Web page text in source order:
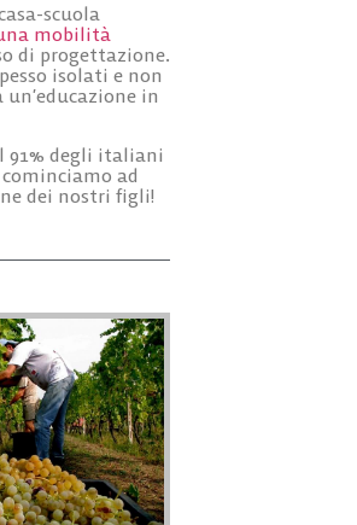
scuola
mobilità
di progettazione.
isolati e non
in
91% degli italiani
ad
dei nostri figli!